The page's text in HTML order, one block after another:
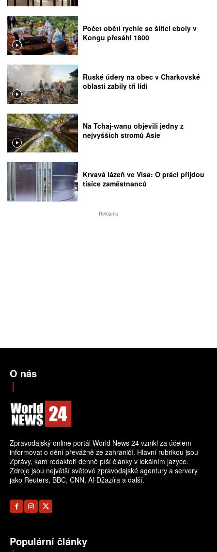
Počet obětí rychle se šířící eboly v
Kongu přesáhl 1800
Ruské údery na obec v Charkovské
oblasti zabily tři lidi
Na Tchaj-wanu objevili jedny z
nejvyšších stromů Asie
Krvavá lázeň ve Visa: O práci přijdou
tisíce zaměstnanců
Reklama
O nás
Zpravodajský online portál World News 24 vznikl za účelem
informovat o dění převážně ze zahraničí. Hlavní rubrikou jsou
Zprávy, kam redaktoři denně píší články v lokálním jazyce.
Zdroje jsou největší světové zpravodajské agentury a servery
jako Reuters, BBC, CNN, Al-Džazíra a další.
Populární články